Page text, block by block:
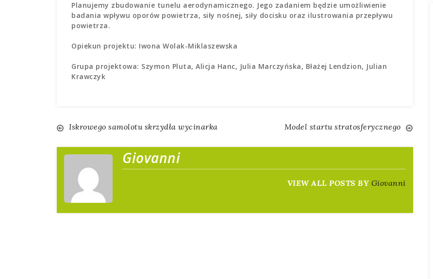
Planujemy zbudowanie tunelu aerodynamicznego. Jego zadaniem będzie umożliwienie
badania wpływu oporów powietrza, siły nośnej, siły docisku oraz ilustrowania przepływu
powietrza.
Opiekun projektu: Iwona Wolak-Miklaszewska
Grupa projektowa: Szymon Pluta, Alicja Hanc, Julia Marczyńska, Błażej Lendzion, Julian
Krawczyk
Nawigacja
wpisu
Iskrowego samolotu skrzydła wycinarka Model startu stratosferycznego
Giovanni
VIEW ALL POSTS BY Giovanni